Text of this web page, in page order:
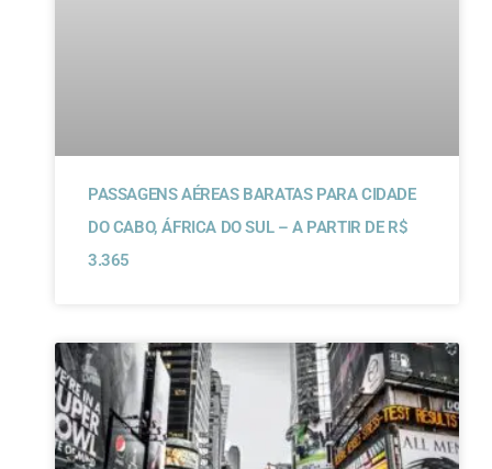
PASSAGENS AÉREAS BARATAS PARA CIDADE
DO CABO, ÁFRICA DO SUL – A PARTIR DE R$
3.365